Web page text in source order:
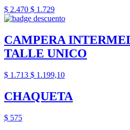
$ 2.470 $ 1.729
CAMPERA
TALLE UNICO
$ 1.713 $ 1.199,10
CHAQUETA
$ 575